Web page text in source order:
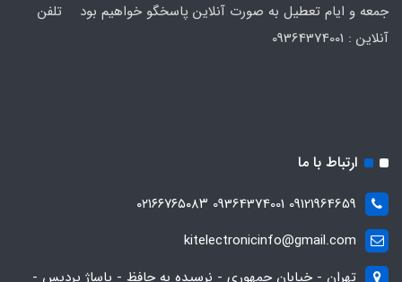
جمعه و ایام تعطیل به صورت آنلاین پاسخگو خواهیم بود تلفن
ارتباط با ما
09121964659 09364374001 ۰۲۱۶۶۷۶۵۰۸۳
kitelectronicinfo@gmail.com
تهران - خیابان جمهوری - نرسیده به حافظ - پاساژ پردیس -